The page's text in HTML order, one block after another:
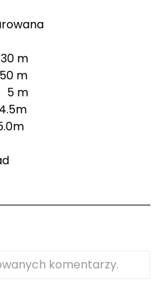
m
m
5 m
komentarzy.